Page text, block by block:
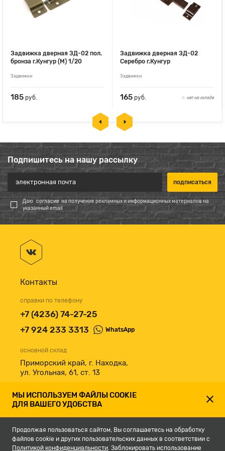
Задвижка дверная ЗД-02 пол.
бронза г.Кунгур (М) 1/20
Задвижки
185 руб.
Задвижка дверная ЗД-02
Серебро г.Кунгур
Задвижки
165 руб. нет на складе
Подпишитесь на нашу рассылку
Даю согласие на получение рекламных и информационных материалов на
указанный email
Контакты
справки по телефону
+7 (4236) 74-27-25
+7 924 233 3313
WhatsApp
основной склад
Приморский край, г. Находка,
ул. Угольная, 61, ст. 13
принимаем к оплате
МЫ ИСПОЛЬЗУЕМ ФАЙЛЫ COOKIE
ДЛЯ ВАШЕГО УДОБСТВА
Продолжая пользоваться сайтом, Вы соглашаетесь на обработку
файлов cookie и других пользовательских данных в соответствии с
Политикой конфиденциальности. Заблокировать использование